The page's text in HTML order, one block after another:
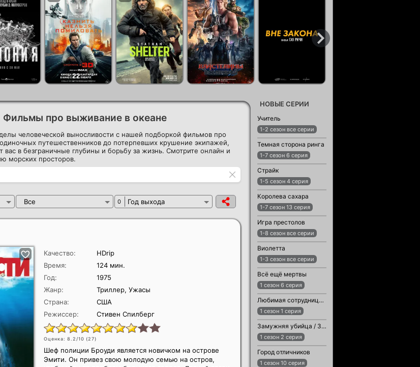
Фильмы про выживание в океане
человеческой выносливости с нашей подборкой фильмов про
путешественников до потерпевших крушение экипажей,
в безграничные глубины и борьбу за жизнь. Смотрите онлайн и
морских просторов.
Все 0 Год выхода
Качество:
HDrip
Время:
124 мин.
Год:
1975
Жанр:
Триллер, Ужасы
Страна:
США
Режиссер:
Стивен Спилберг
Оценка: 8.2/10 (27)
Шеф полиции Броуди является новичком на острове
Эмити. Он привез свою молодую семью на остров,
НОВЫЕ СЕРИИ
Учитель
1-2 сезон все серии
Темная сторона ринга
1-7 сезон 6 серия
Страйк
1-5 сезон 4 серия
Королева сахара
1-7 сезон 13 серия
Игра престолов
1-8 сезон все серии
Виолетта
1-3 сезон все серии
Всё ещё мертвы
1 сезон 6 серия
Любимая сотрудница / Любимый сотрудник
1 сезон 1 серия
Замужняя убийца / Замужняя женщина-убийца
1 сезон 2 серия
Город отличников
1 сезон 10 серия